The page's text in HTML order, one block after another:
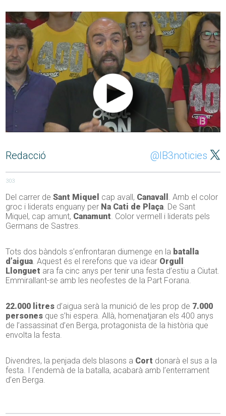
Redacció @IB3noticies
303
Del carrer deSant Miquel cap avall, Canavall . Amb el color
groc i liderats enguany per Na Cati de Plaça. De Sant
Miquel, cap amunt, Canamunt. Color vermell i liderats pels
Germans de Sastres.
Tots dos bàndols s’enfrontaran diumenge en la batalla
d’aigua. Aquest és el rerefons que va idear Orgull
Llonguet ara fa cinc anys per tenir una festa d’estiu a Ciutat.
Emmirallant-se amb les neofestes de la Part Forana.
22.000 litres d’aigua serà la munició de les prop de 7.000
persones que s’hi espera. Allà, homenatjaran els 400 anys
de l’assassinat d’en Berga, protagonista de la història que
envolta la festa.
Divendres, la penjada dels blasons a Cort donarà el sus a la
festa. I l’endemà de la batalla, acabarà amb l’enterrament
d’en Berga.